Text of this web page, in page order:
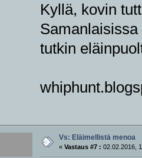
Kyllä, kovin
tutkin
Vs: Eläimellistä menoa
« Vastaus #7 : 02.02.2016,